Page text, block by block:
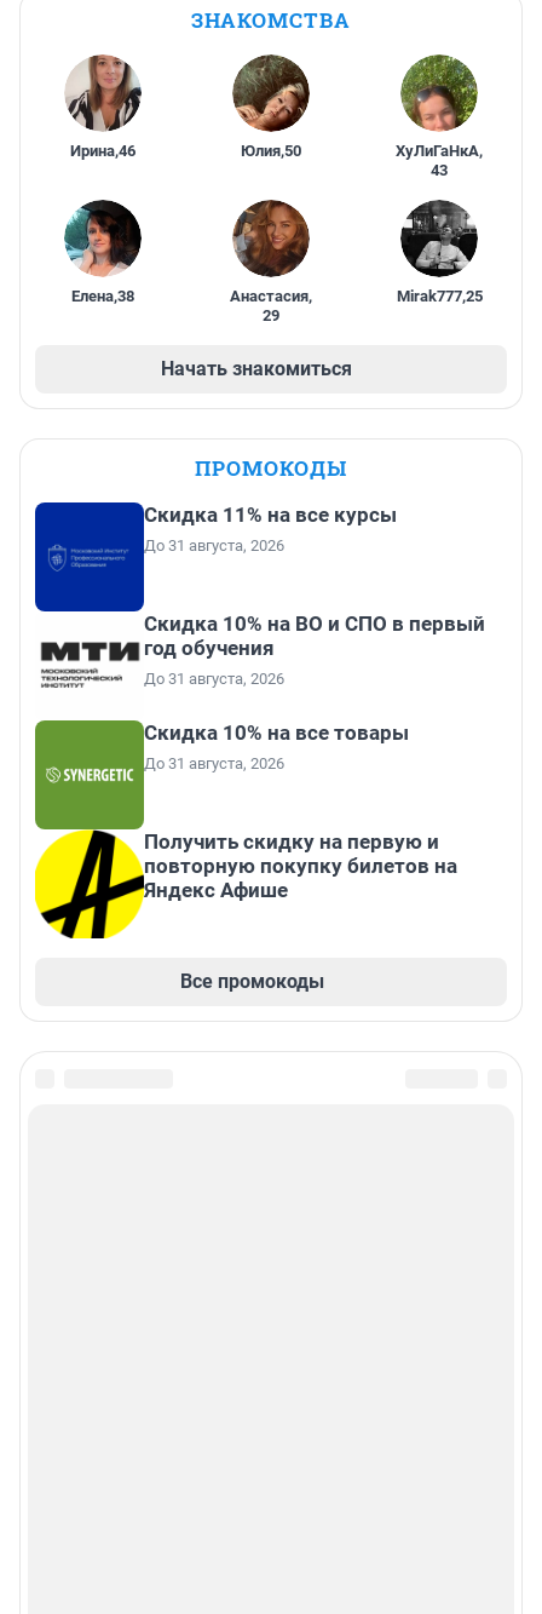
ЗНАКОМСТВА
Ирина,46 Юлия,50 ХуЛиГаНкА,
43
Елена,38 Анастасия,
29
Mirak777,25
Начать знакомиться
ПРОМОКОДЫ
Скидка 11% на все курсы
До 31 августа, 2026
Скидка 10% на ВО и СПО в первый
год обучения
До 31 августа, 2026
Скидка 10% на все товары
До 31 августа, 2026
Получить скидку на первую и
повторную покупку билетов на
Яндекс Афише
Все промокоды